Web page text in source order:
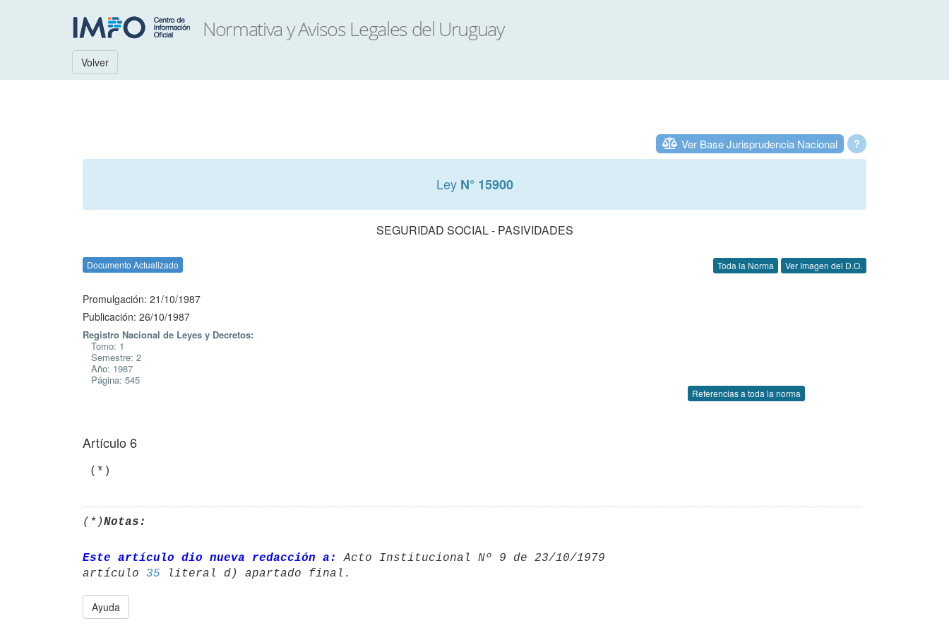
Volver
?
Ver Base Jurisprudencia Nacional
Ley N° 15900
SEGURIDAD SOCIAL - PASIVIDADES
Documento Actualizado Toda la Norma Ver Imagen del D.O.
Promulgación: 21/10/1987
Publicación: 26/10/1987
Registro Nacional de Leyes y Decretos:
Tomo: 1
Semestre: 2
Año: 1987
Página: 545
Referencias a toda la norma
Artículo 6
(*)Notas:
Este artículo dio nueva redacción a:
Acto Institucional Nº 9 de 23/10/1979
artículo 35
Ayuda